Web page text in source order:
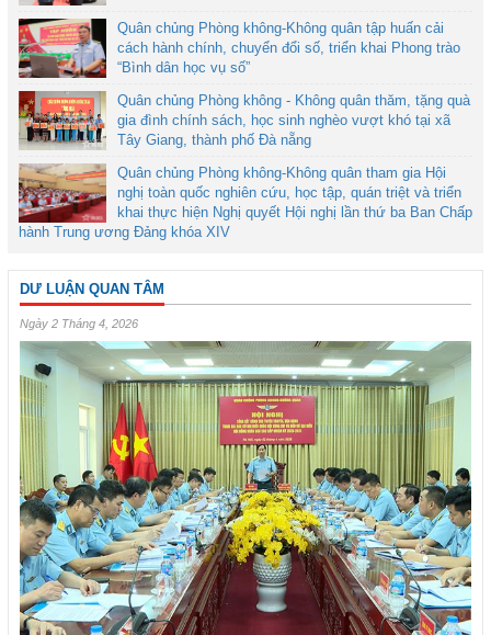
Quân chủng Phòng không-Không quân tập huấn cải
cách hành chính, chuyển đổi số, triển khai Phong trào
“Bình dân học vụ số”
Quân chủng Phòng không - Không quân thăm, tặng quà
gia đình chính sách, học sinh nghèo vượt khó tại xã
Tây Giang, thành phố Đà nẵng
Quân chủng Phòng không-Không quân tham gia Hội
nghị toàn quốc nghiên cứu, học tập, quán triệt và triển
khai thực hiện Nghị quyết Hội nghị lần thứ ba Ban Chấp
hành Trung ương Đảng khóa XIV
DƯ LUẬN QUAN TÂM
Ngày 2 Tháng 4, 2026